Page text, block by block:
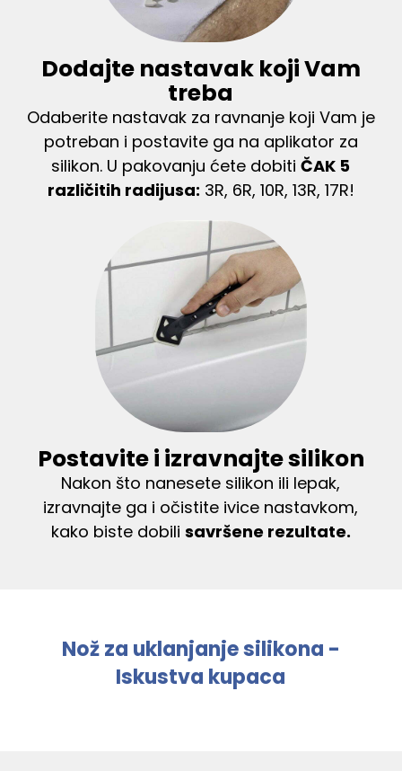
Dodajte nastavak koji Vam
treba
Odaberite nastavak za ravnanje koji Vam je
potreban i postavite ga na aplikator za
silikon. U pakovanju ćete dobitiČAK 5
različitih radijusa: 3R, 6R, 10R, 13R, 17R!
Postavite i izravnajte silikon
Nakon što nanesete silikon ili lepak,
izravnajte ga i očistite ivice nastavkom,
kako biste dobili savršene rezultate.
Nož za uklanjanje silikona -
Iskustva kupaca